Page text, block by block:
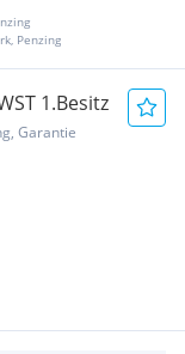
Penzing
1.Besitz
Garantie